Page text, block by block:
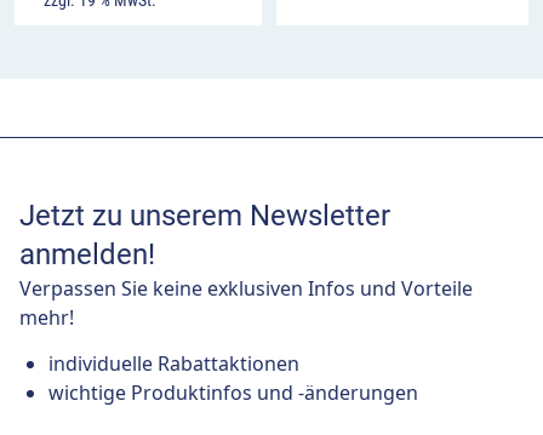
Jetzt zu unserem Newsletter
anmelden!
Verpassen Sie keine exklusiven Infos und Vorteile
mehr!
individuelle Rabattaktionen
wichtige Produktinfos und -änderungen